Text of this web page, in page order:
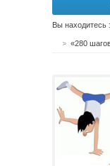
Вы находитесь
«280